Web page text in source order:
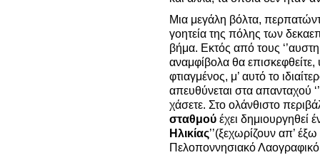
Μια μεγάλη βόλτα,
γοητεία της πόλης των
βήμα. Εκτός από τους
αναμφίβολα θα
φτιαγμένος, μ’ αυτό το
απευθύνεται στα απανταχού
χάσετε. Στο ολάνθιστο
σταθμού έχει δημιουργηθεί
Ηλικίας’’(ξεχωρίζουν απ’
Πελοποννησιακό